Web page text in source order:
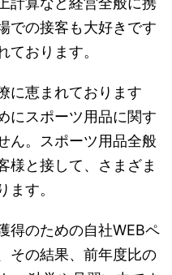
での接客も大好きです
ております。
に恵まれております
にスポーツ用品に関す
ん。スポーツ用品全般
様と接して、さまざま
ます。
得のための自社WEBペ
その結果、前年度比の